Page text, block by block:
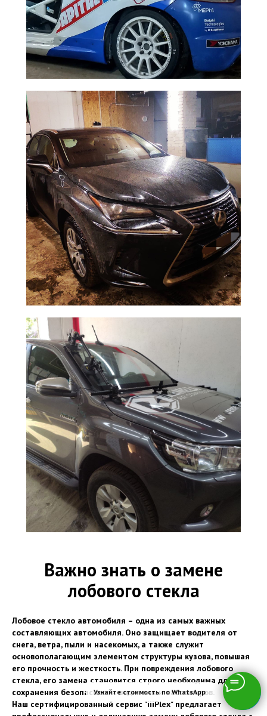
Узнайте стоимость по WhatsApp
Важно знать о замене
лобового стекла
Лобовое стекло автомобиля – одна из самых важных
составляющих автомобиля. Оно защищает водителя от
снега, ветра, пыли и насекомых, а также служит
основополагающим элементом структуры кузова, повышая
его прочность и жесткость. При повреждения лобового
стекла, его замена становится строго необходима для
сохранения безопасности водителя и пассажиров.
Наш сертифицированный сервис "iiiPlex" предлагает